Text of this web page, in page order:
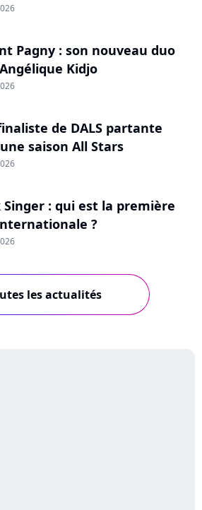
Pagny : son nouveau duo
Kidjo
de DALS partante
saison All Stars
Singer : qui est la première
?
les actualités